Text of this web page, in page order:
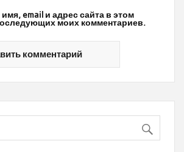
email и адрес сайта в этом
моих комментариев.